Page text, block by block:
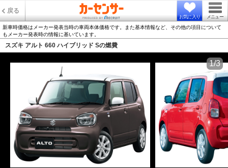
戻る
お気に入り メニュー
新車時価格はメーカー発表当時の車両本体価格です。また基本情報など、その他の項目について
もメーカー発表時の情報に基いています。
スズキ アルト 660 ハイブリッド Sの燃費
1/3